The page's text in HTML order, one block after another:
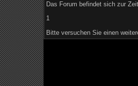
Das Forum befindet sich zur
1
Bitte versuchen Sie einen